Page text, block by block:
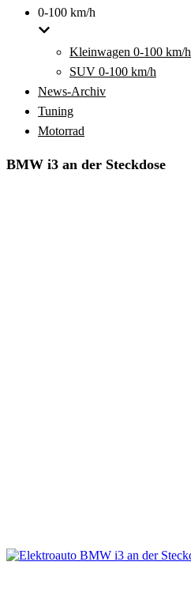
0-100 km/h
Kleinwagen 0-100 km/h
SUV 0-100 km/h
News-Archiv
Tuning
Motorrad
BMW i3 an der Steckdose